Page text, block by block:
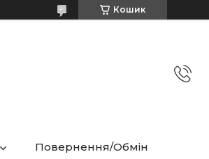
Кошик
Повернення/Обмін